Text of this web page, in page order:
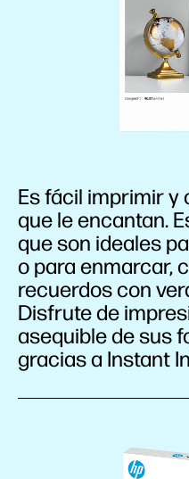
Es fácil imprimir
que le encantan.
que son ideales
o para enmarcar,
recuerdos con
Disfrute de
asequible de sus
gracias a Instant